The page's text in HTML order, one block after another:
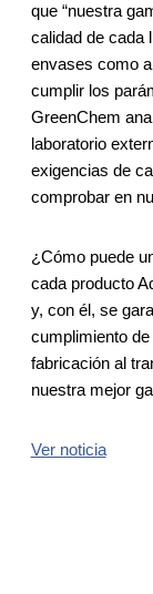
que “nuestra
calidad de cada
envases como
cumplir los
GreenChem
laboratorio
exigencias de
comprobar en
¿Cómo puede
cada producto
y, con él, se
cumplimiento
fabricación al
nuestra mejor
Ver noticia